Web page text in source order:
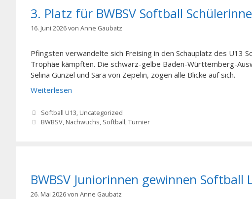
3. Platz für BWBSV Softball
16. Juni 2026von Anne Gaubatz
Pfingsten verwandelte sich Freising in den Schauplatz des U13
Trophäe kämpften. Die schwarz-gelbe Baden-Württemberg-
Selina Günzel und Sara von Zepelin, zogen alle Blicke auf sich.
Weiterlesen
Kategorien
Softball U13, Uncategorized
Schlagwörter
BWBSV, Nachwuchs, Softball,Turnier
BWBSV Juniorinnen gewinnen Softball
26. Mai 2026von Anne Gaubatz